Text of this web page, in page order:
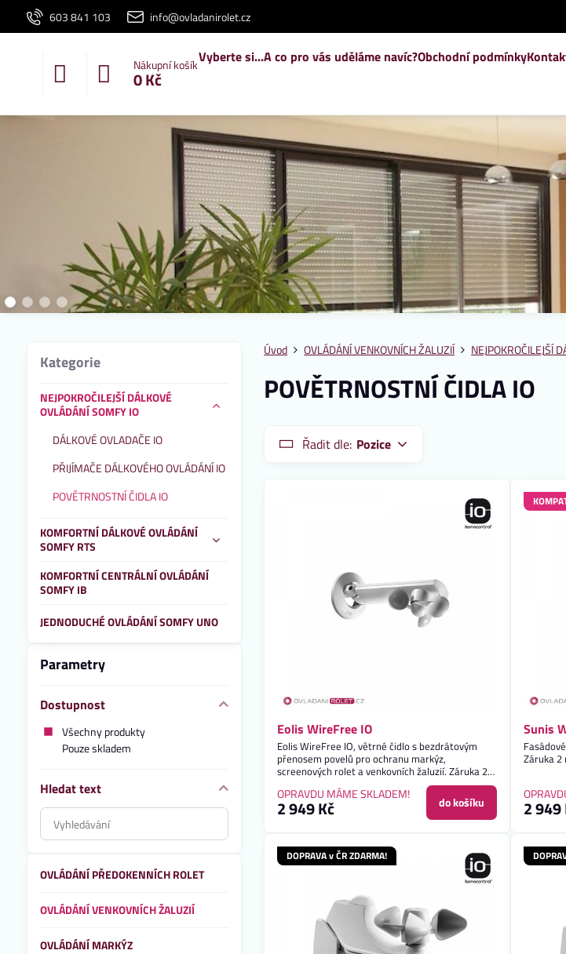
603 841 103 info@ovladanirolet.cz
Nákupní košík
0 Kč
Vyberte si...A co pro vás uděláme navíc?Obchodní podmínky
Úvod OVLÁDÁNÍ VENKOVNÍCH ŽALUZIÍ NEJPOKROČILEJŠÍ
POVĚTRNOSTNÍ ČIDLA IO
Řadit dle: Pozice
Eolis WireFree IO
Eolis WireFree IO, větrné čidlo s bezdrátovým
přenosem povelů pro ochranu markýz,
screenových rolet a venkovních žaluzií. Záruka 2
OPRAVDU MÁME SKLADEM!
2 949 Kč do košíku
Sunis
Záruka 2
2 949
DOPRAVA v ČR ZDARMA!
Parametry
Dostupnost
Všechny produkty
Pouze skladem
Hledat text
Prohledat
výsledky
fulltextem
Kategorie
NEJPOKROČILEJŠÍ DÁLKOVÉ
OVLÁDÁNÍ SOMFY IO
DÁLKOVÉ OVLADAČE IO
PŘIJÍMAČE DÁLKOVÉHO OVLÁDÁNÍ IO
POVĚTRNOSTNÍ ČIDLA IO
KOMFORTNÍ DÁLKOVÉ OVLÁDÁNÍ
SOMFY RTS
KOMFORTNÍ CENTRÁLNÍ OVLÁDÁNÍ
SOMFY IB
JEDNODUCHÉ OVLÁDÁNÍ SOMFY UNO
OVLÁDÁNÍ PŘEDOKENNÍCH ROLET
OVLÁDÁNÍ VENKOVNÍCH ŽALUZIÍ
OVLÁDÁNÍ MARKÝZ